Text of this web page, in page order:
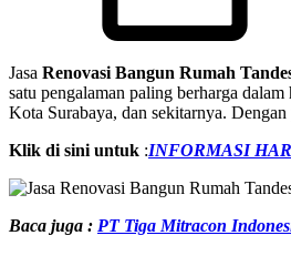
Jasa Renovasi Bangun Rumah
satu pengalaman paling berharga
Kota Surabaya, dan sekitarnya.
Klik di sini untuk :INFORMASI
Baca juga : PT Tiga Mitracon